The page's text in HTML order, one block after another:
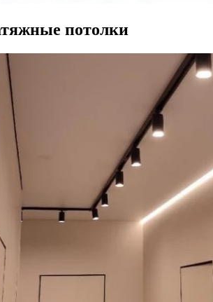
потолки